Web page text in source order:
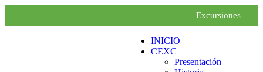
Excursiones
INICIO
CEXC
Presentación